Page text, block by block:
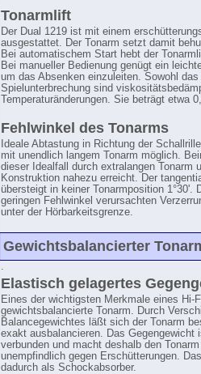
Tonarmlift
Der Dual 1219 ist mit einem
ausgestattet. Der Tonarm setzt damit
Bei automatischem Start hebt der
Bei manueller Bedienung genügt ein
um das Absenken einzuleiten. Sowohl
Spielunterbrechung sind
Temperaturänderungen. Sie beträgt etwa
Fehlwinkel des Tonarms
Ideale Abtastung in Richtung der
mit unendlich langem Tonarm möglich.
dieser Idealfall durch extralangen Tonarm
Konstruktion nahezu erreicht. Der
übersteigt in keiner Tonarmposition 1°30'.
geringen Fehlwinkel verursachten
unter der Hörbarkeitsgrenze.
Gewichtsbalancierter
.
Elastisch gelagertes
Eines der wichtigsten Merkmale eines Hi-
gewichtsbalancierte Tonarm. Durch
Balancegewichtes läßt sich der Tonarm
exakt ausbalancieren. Das Gegengewicht
verbunden und macht deshalb den
unempfindlich gegen Erschütterungen.
dadurch als Schockabsorber.